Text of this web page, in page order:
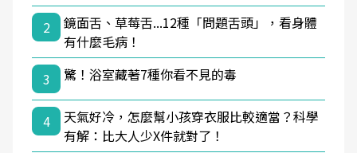
2
鏡面舌、草莓舌...12種「問題舌頭」，看身體
有什麼毛病！
3
驚！浴室藏著7種你看不見的毒
4
天氣好冷，怎麼幫小孩穿衣服比較適當？科學
有解：比大人少X件就對了！